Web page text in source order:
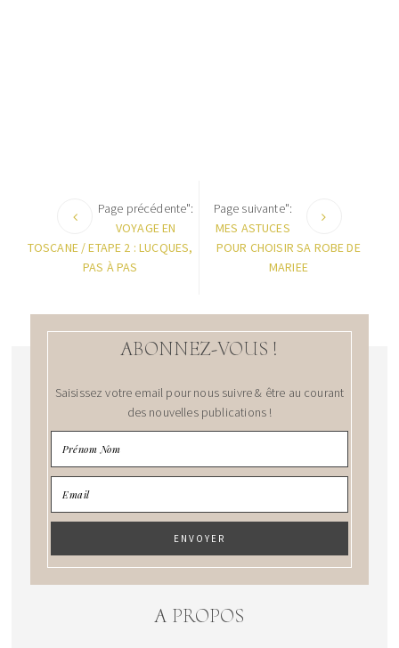
Page précédente":
VOYAGE EN
TOSCANE / ETAPE 2 : LUCQUES,
PAS À PAS
Page suivante":
MES ASTUCES
POUR CHOISIR SA ROBE DE
MARIEE
ABONNEZ-VOUS !
Saisissez votre email pour nous suivre & être au courant
des nouvelles publications !
A PROPOS